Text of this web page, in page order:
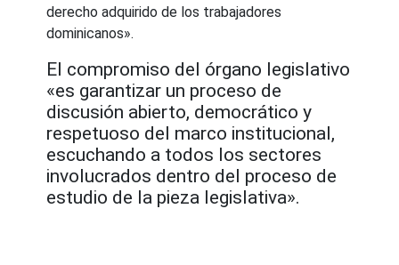
derecho adquirido de los trabajadores
dominicanos».
El compromiso del órgano legislativo
«es garantizar un proceso de
discusión abierto, democrático y
respetuoso del marco institucional,
escuchando a todos los sectores
involucrados dentro del proceso de
estudio de la pieza legislativa».